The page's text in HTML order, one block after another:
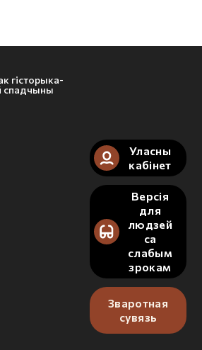
гісторыка-
спадчыны
Уласны
кабінет
Версія
для
людзей
са
слабым
зрокам
Зваротная
сувязь